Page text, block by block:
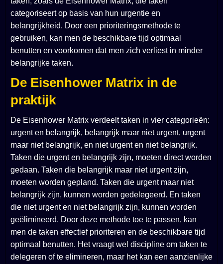
categoriseert op basis van hun urgentie en
belangrijkheid. Door een prioriteringsmethode te
gebruiken, kan men de beschikbare tijd optimaal
benutten en voorkomen dat men zich verliest in minder
belangrijke taken.
De Eisenhower Matrix in de
praktijk
De Eisenhower Matrix verdeelt taken in vier categorieën:
urgent en belangrijk, belangrijk maar niet urgent, urgent
maar niet belangrijk, en niet urgent en niet belangrijk.
Taken die urgent en belangrijk zijn, moeten direct worden
gedaan. Taken die belangrijk maar niet urgent zijn,
moeten worden gepland. Taken die urgent maar niet
belangrijk zijn, kunnen worden gedelegeerd. En taken
die niet urgent en niet belangrijk zijn, kunnen worden
geëlimineerd. Door deze methode toe te passen, kan
men de taken effectief prioriteren en de beschikbare tijd
optimaal benutten. Het vraagt wel discipline om taken te
delegeren of te elimineren, maar het kan een aanzienlijke